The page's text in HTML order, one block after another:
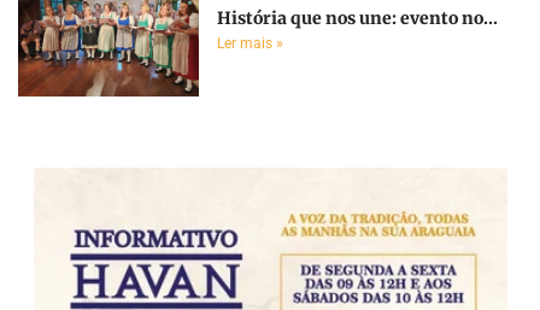
História que nos une: evento no...
Ler mais »